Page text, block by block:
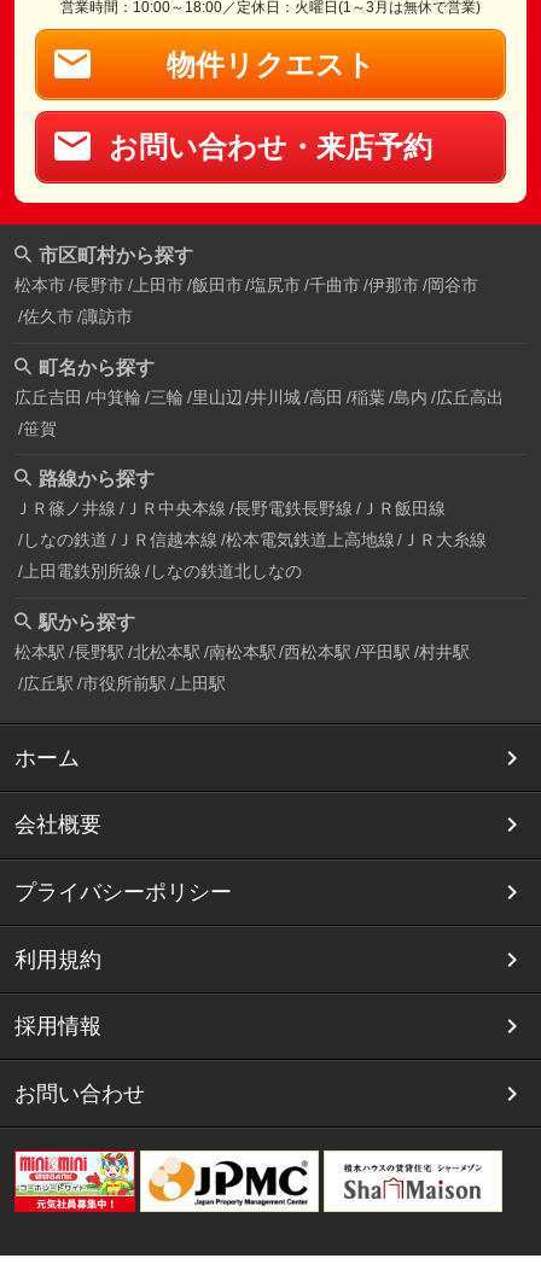
営業時間：10:00～18:00／定休日：火曜日(1～3月は無休で営業)
物件リクエスト
お問い合わせ・来店予約
市区町村から探す
松本市 長野市 上田市 飯田市 塩尻市 千曲市 伊那市 岡谷市
佐久市 諏訪市
町名から探す
広丘吉田 中箕輪 三輪 里山辺 井川城 高田 稲葉 島内 広丘高出
笹賀
路線から探す
ＪＲ篠ノ井線 ＪＲ中央本線 長野電鉄長野線 ＪＲ飯田線
しなの鉄道 ＪＲ信越本線 松本電気鉄道上高地線
ＪＲ大糸線
上田電鉄別所線 しなの鉄道北しなの
駅から探す
松本駅 長野駅 北松本駅 南松本駅 西松本駅 平田駅 村井駅
広丘駅 市役所前駅 上田駅
ホーム
会社概要
プライバシーポリシー
利用規約
採用情報
お問い合わせ